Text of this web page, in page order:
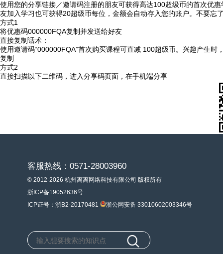
使用您的分享链接／邀请码注册的朋友可获得高达100超级币的首次优
友加入学习也可获得20超级币每位，金额会自动存入您的账户。不要忘
方式1
将优惠码000000FQA复制并发送给好友
直接复制话术：
使用邀请码“000000FQA”首次购买课程可直减 100超级币。兴趣产生时
复制
方式2
直接扫描以下二维码，进入分享码页面，在手机端分享
客服热线：0571-28003960
© 2012-2026 杭州离离网络科技有限公司 版权所有
浙ICP备19052636号
ICP证号：浙B2-20170481
浙公网安备 33010602003346号